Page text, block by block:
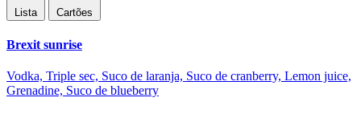
Lista Cartões
Brexit sunrise
Vodka, Triple sec, Suco de laranja, Suco de cranberry, Lemon juice,
Grenadine, Suco de blueberry